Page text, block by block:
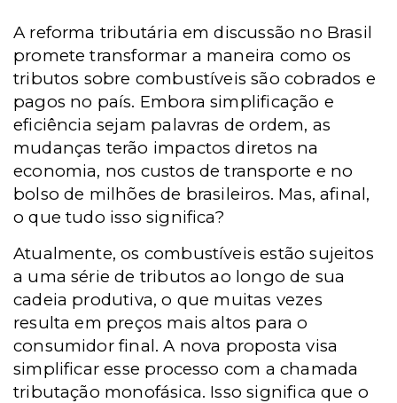
A reforma tributária em discussão no Brasil
promete transformar a maneira como os
tributos sobre combustíveis são cobrados e
pagos no país. Embora simplificação e
eficiência sejam palavras de ordem, as
mudanças terão impactos diretos na
economia, nos custos de transporte e no
bolso de milhões de brasileiros. Mas, afinal,
o que tudo isso significa?
Atualmente, os combustíveis estão sujeitos
a uma série de tributos ao longo de sua
cadeia produtiva, o que muitas vezes
resulta em preços mais altos para o
consumidor final. A nova proposta visa
simplificar esse processo com a chamada
tributação monofásica. Isso significa que o